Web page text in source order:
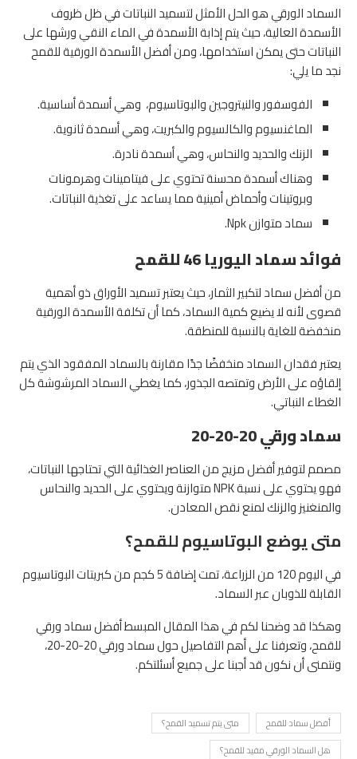
السماد الورقي هو الحل الأمثل لتسميد النباتات في ظل ظروف
الأسمدة العالية، حيث يتم إذابة الأسمدة في الماء النقي ورشها على
النباتات حتى يمكن استخدامها، ومن أفضل الأسمدة الورقية للقمح
نجد ما يلي:
الفوسفور والنيتروجين والبوتاسيوم، وهي أسمدة أساسية.
الماغنسيوم والكالسيوم والكبريت، وهي أسمدة ثانوية.
الزنك والحديد والنحاس، وهي أسمدة نادرة.
وهناك أسمدة محسنة تحتوي على فيتامينات وهرمونات
وبروتينات وأحماض أمينية مما يساعد على تغذية النباتات.
سماد متوازن Npk.
فوائد سماد اليوريا 46 للقمح
من أفضل سماد لتكبير الثمار، حيث يعتبر تسميد الأوراق ذو أهمية
قصوى لأنه لا يضيع كمية السماد، كما أن تكلفة الأسمدة الورقية
منخفضة للغاية بالنسبة للمنطقة.
يعتبر فقدان السماد منخفضًا جدًا مقارنة بالسماد المفقود الذي يتم
إلقاؤه على الأرض وتمتصه الجذور، كما يغطي السماد المرشوشة كل
الغطاء النباتي.
سماد ورقي 20-20-20
مصمم لتوفير أفضل مزيج من العناصر الغذائية التي تحتاجها النباتات،
فهو يحتوي على نسبة NPK متوازنة ويحتوي على الحديد والنحاس
والمنغنيز والزنك لمنع نقص المعادن.
متى يوضع البوتاسيوم للقمح؟
في اليوم 120 من الزراعة، تمت إضافة 5 كجم من كبريتات البوتاسيوم
القابلة للذوبان عبر السماد.
وهكذا قد وضحنا لكم في هذا المقال المبسط أفضل سماد ورقي
للقمح، وتعرفنا على أهم التفاصيل حول سماد ورقي 20-20-20،
ونتمنى أن نكون قد أجبنا على جميع أسئلتكم.
أفضل سماد للقمح
متى يتم تسميد القمح؟
هل السماد الورقي مفيد للقمح؟